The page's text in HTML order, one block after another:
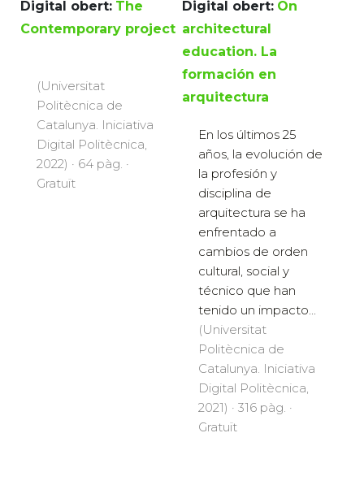
Digital obert: The
Contemporary project
(Universitat
Politècnica de
Catalunya. Iniciativa
Digital Politècnica,
2022) · 64 pàg. ·
Gratuït
Digital obert: On
architectural
education. La
formación en
arquitectura
En los últimos 25
años, la evolución de
la profesión y
disciplina de
arquitectura se ha
enfrentado a
cambios de orden
cultural, social y
técnico que han
tenido un impacto...
(Universitat
Politècnica de
Catalunya. Iniciativa
Digital Politècnica,
2021) · 316 pàg. ·
Gratuït